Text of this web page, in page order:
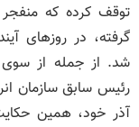
توقف کرده که
گرفته، در روزهای
شد. از جمله از سوی
آذر خود، همین